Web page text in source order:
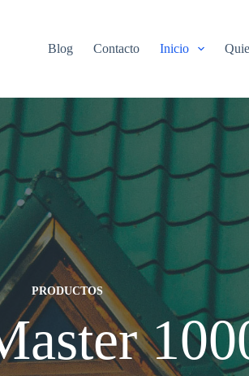
Blog
Contacto Inicio
PRODUCTOS